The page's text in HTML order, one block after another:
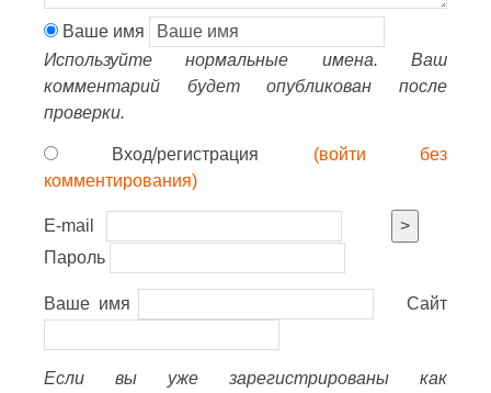
Ваше имя
Используйте нормальные имена. Ваш
комментарий будет опубликован после
проверки.
Вход/регистрация (войти без
комментирования)
E-mail
>
Пароль
Ваше имя Сайт
Если вы уже зарегистрированы как